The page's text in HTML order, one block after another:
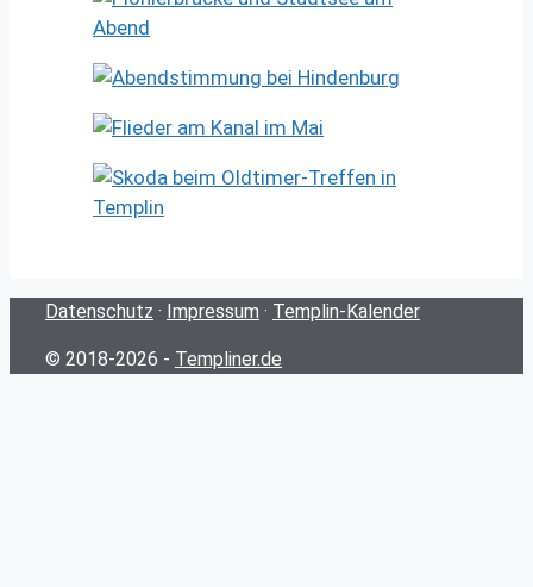
Datenschutz · Impressum · Templin-Kalender
© 2018-2026 - Templiner.de